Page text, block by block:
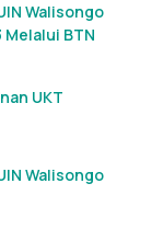
Walisongo
BTN
UKT
Walisongo